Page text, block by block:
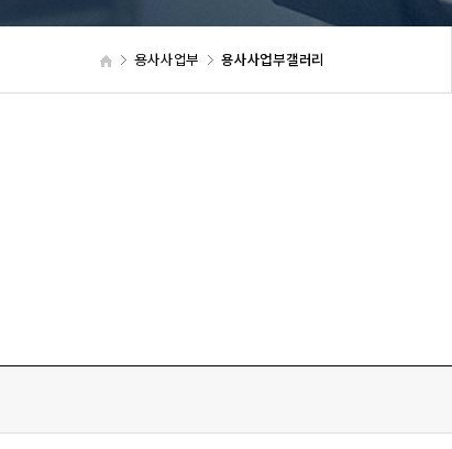
용사사업부 용사사업부갤러리